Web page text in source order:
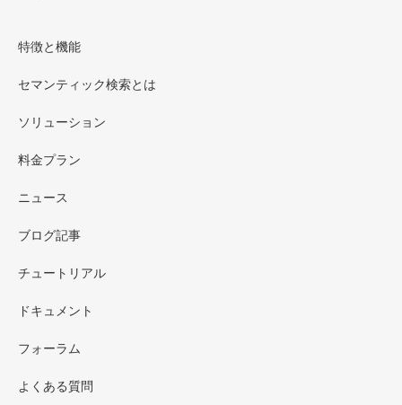
特徴と機能
セマンティック検索とは
ソリューション
料金プラン
ニュース
ブログ記事
チュートリアル
ドキュメント
フォーラム
よくある質問